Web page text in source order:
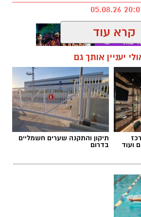
ברן
קרא עוד
יעניין אותך גם
ועוד
תיקון והתקנה שערים חשמליים
בדרום